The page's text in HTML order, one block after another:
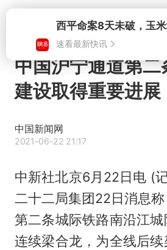
速看最新快讯
中国沪宁通道第二
建设取得重要进展
中国新闻网
2021-06-22 21:17
中新社北京6月22日电 (
二十二局集团22日消息
第二条城际铁路南沿江
连续梁合龙，为全线后